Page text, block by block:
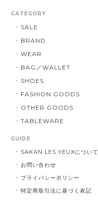
CATEGORY
SALE
BRAND
WEAR
BAG／WALLET
SHOES
FASHION GOODS
OTHER GOODS
TABLEWARE
GUIDE
SAKAN LES YEUXについて
お問い合わせ
プライバシーポリシー
特定商取引法に基づく表記